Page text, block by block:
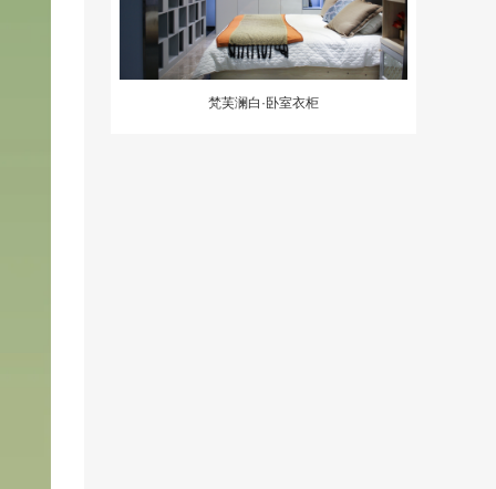
梵芙澜白·卧室衣柜